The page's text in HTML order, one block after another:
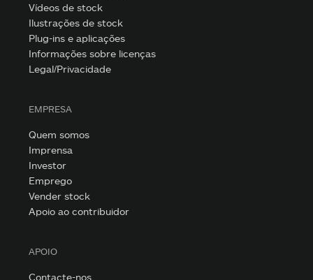
Vídeos de stock
Ilustrações de stock
Plug-ins e aplicações
Informações sobre licenças
Legal/Privacidade
EMPRESA
Quem somos
Imprensa
Investor
Emprego
Vender stock
Apoio ao contribuidor
APOIO
Contacte-nos